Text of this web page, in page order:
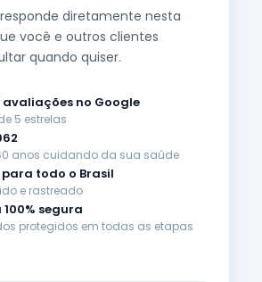
diretamente nesta
você e outros clientes
quando quiser.
avaliações no Google
5 estrelas
anos cuidando da sua saúde
todo o Brasil
e rastreado
segura
protegidos em todas as etapas